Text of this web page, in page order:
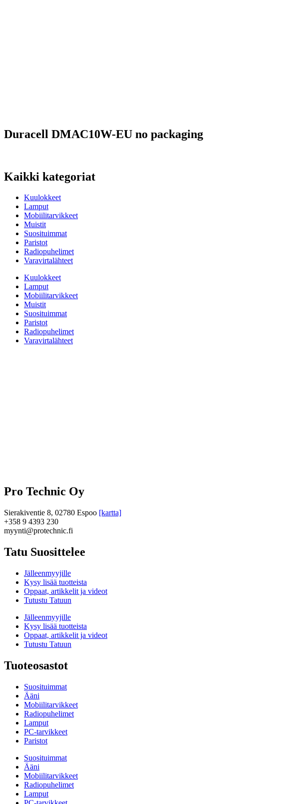
Duracell DMAC10W-EU no packaging
Kaikki kategoriat
Kuulokkeet
Lamput
Mobiilitarvikkeet
Muistit
Suosituimmat
Paristot
Radiopuhelimet
Varavirtalähteet
Kuulokkeet
Lamput
Mobiilitarvikkeet
Muistit
Suosituimmat
Paristot
Radiopuhelimet
Varavirtalähteet
Pro Technic Oy
Sierakiventie 8, 02780 Espoo [kartta]
+358 9 4393 230
myynti@protechnic.fi
Tatu Suosittelee
Jälleenmyyjille
Kysy lisää tuotteista
Oppaat, artikkelit ja videot
Tutustu Tatuun
Jälleenmyyjille
Kysy lisää tuotteista
Oppaat, artikkelit ja videot
Tutustu Tatuun
Tuoteosastot
Suosituimmat
Ääni
Mobiilitarvikkeet
Radiopuhelimet
Lamput
PC-tarvikkeet
Paristot
Suosituimmat
Ääni
Mobiilitarvikkeet
Radiopuhelimet
Lamput